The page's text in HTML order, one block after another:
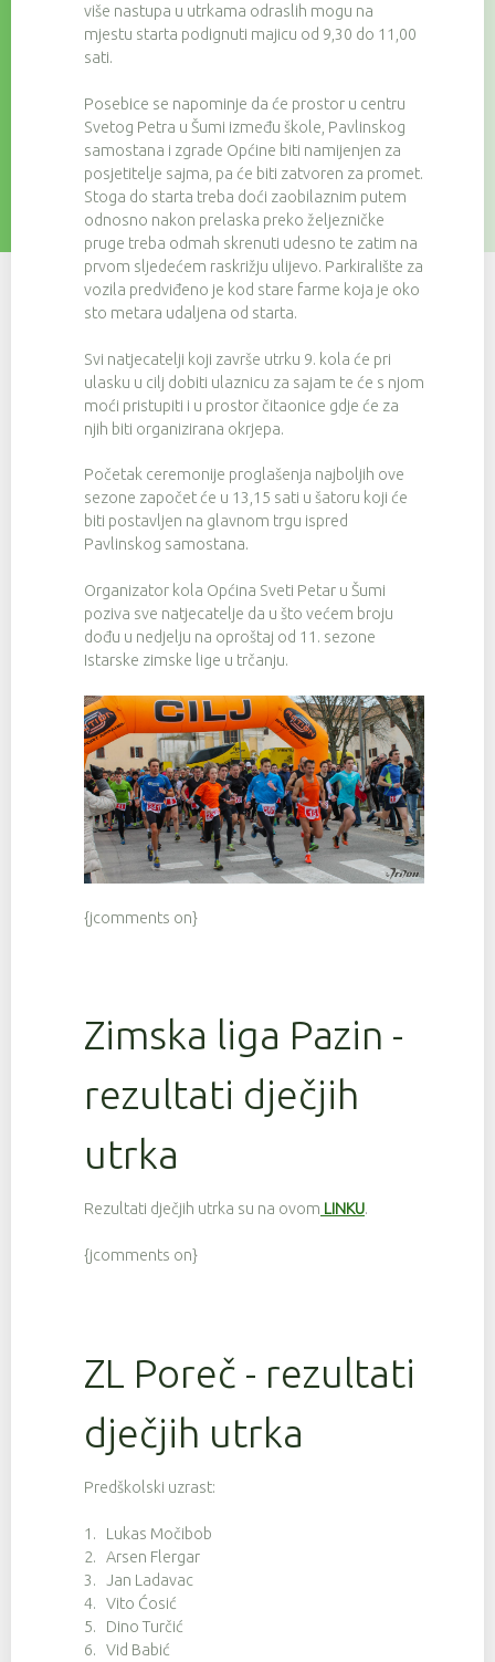
više nastupa u utrkama odraslih mogu na
mjestu starta podignuti majicu od 9,30 do 11,00
sati.
Posebice se napominje da će prostor u centru
Svetog Petra u Šumi između škole, Pavlinskog
samostana i zgrade Općine biti namijenjen za
posjetitelje sajma, pa će biti zatvoren za promet.
Stoga do starta treba doći zaobilaznim putem
odnosno nakon prelaska preko željezničke
pruge treba odmah skrenuti udesno te zatim na
prvom sljedećem raskrižju ulijevo. Parkiralište za
vozila predviđeno je kod stare farme koja je oko
sto metara udaljena od starta.
Svi natjecatelji koji završe utrku 9. kola će pri
ulasku u cilj dobiti ulaznicu za sajam te će s njom
moći pristupiti i u prostor čitaonice gdje će za
njih biti organizirana okrjepa.
Početak ceremonije proglašenja najboljih ove
sezone započet će u 13,15 sati u šatoru koji će
biti postavljen na glavnom trgu ispred
Pavlinskog samostana.
Organizator kola Općina Sveti Petar u Šumi
poziva sve natjecatelje da u što većem broju
dođu u nedjelju na oproštaj od 11. sezone
Istarske zimske lige u trčanju.
{jcomments on}
Zimska liga Pazin -
rezultati dječjih
utrka
Rezultati dječjih utrka su na ovom LINKU.
{jcomments on}
ZL Poreč - rezultati
dječjih utrka
Predškolski uzrast:
1. Lukas Močibob
2. Arsen Flergar
3. Jan Ladavac
4. Vito Ćosić
5. Dino Turčić
6. Vid Babić